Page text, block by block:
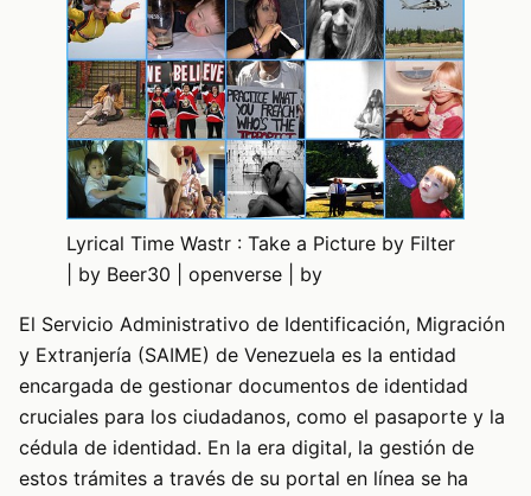
Lyrical Time Wastr : Take a Picture by Filter
| by Beer30 | openverse | by
El Servicio Administrativo de Identificación, Migración
y Extranjería (SAIME) de Venezuela es la entidad
encargada de gestionar documentos de identidad
cruciales para los ciudadanos, como el pasaporte y la
cédula de identidad. En la era digital, la gestión de
estos trámites a través de su portal en línea se ha